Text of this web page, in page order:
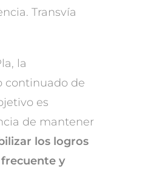
Transvía
la
continuado de
es
de mantener
los logros
y